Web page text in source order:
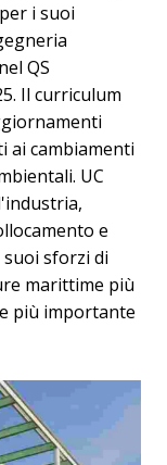
i suoi
QS
Il curriculum
ai cambiamenti
UC
e
sforzi di
marittime più
più importante